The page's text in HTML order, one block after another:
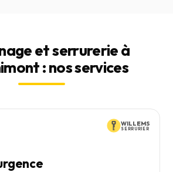
et serrurerie à
: nos services
WILLEMS
SERRURIER